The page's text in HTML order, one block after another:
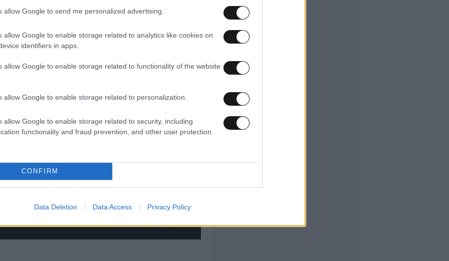
allow Google to send me personalized advertising.
allow Google to enable storage related to analytics like cookies on
identifiers in apps.
allow Google to enable storage related to functionality of the website
allow Google to enable storage related to personalization.
allow Google to enable storage related to security, including
functionality and fraud prevention, and other user protection.
CONFIRM
Data Deletion Data Access Privacy Policy